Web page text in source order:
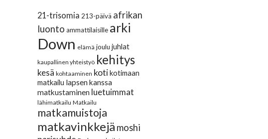
21-trisomia 213-päivä afrikan
luonto ammattilaisille arki
Down elämä joulu juhlat
kaupallinen yhteistyö kehitys
kesä kohtaaminen kotikotimaan
matkailu lapsen kanssa
matkustaminen luetuimmat
lähimatkailu Matkailu
matkamuistoja
matkavinkkejä moshi